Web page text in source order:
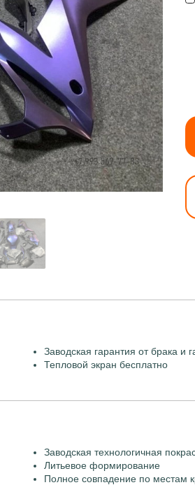
Заводская гарантия от брака и
Тепловой экран бесплатно
Заводская технологичная
Литьевое формирование
Полное совпадение по местам